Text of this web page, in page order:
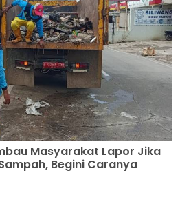
Masyarakat Lapor Jika
Begini Caranya